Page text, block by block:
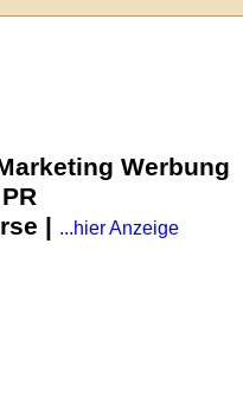
Werbung
| ...hier Anzeige